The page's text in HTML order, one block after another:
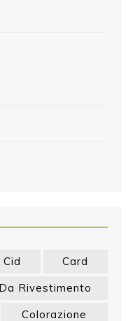
Card
Rivestimento
Colorazione